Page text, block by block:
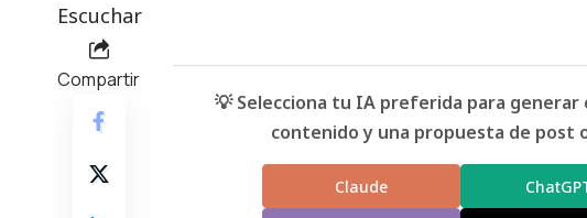
Escuchar
Compartir
💡 Selecciona tu IA preferida para
contenido y una propuesta de post
Claude